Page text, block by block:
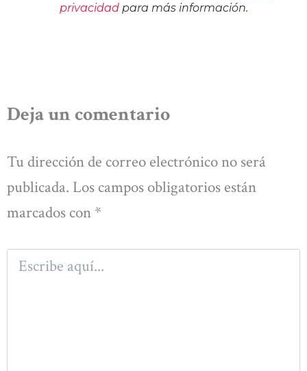
privacidadpara más información.
Deja un comentario
Tu dirección de correo electrónico no será
publicada. Los campos obligatorios están
marcados con *
aquí...